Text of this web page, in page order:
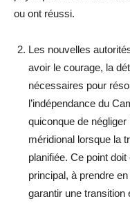
ou ont réussi.
Les nouvelles
avoir le courage, la
nécessaires pour
l’indépendance du
quiconque de
méridional lorsque la
planifiée. Ce point
principal, à prendre
garantir une transition